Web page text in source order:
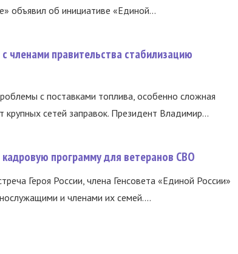
объявил об инициативе «Единой...
членами правительства стабилизацию
с поставками топлива, особенно сложная
крупных сетей заправок. Президент Владимир...
программу для ветеранов СВО
Героя России, члена Генсовета «Единой России»
и членами их семей....